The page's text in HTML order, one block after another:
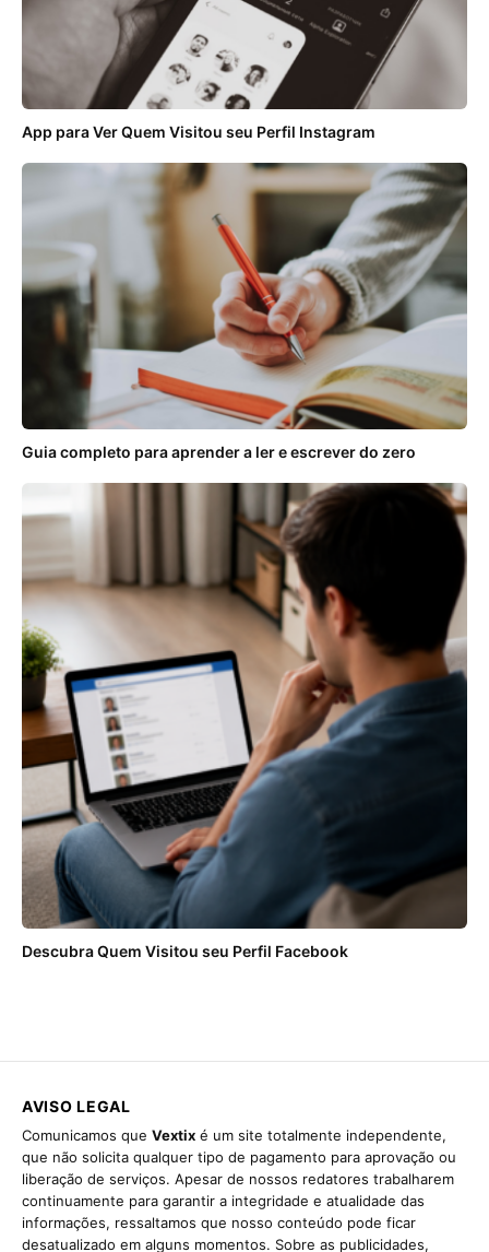
App para Ver Quem Visitou seu Perfil Instagram
Guia completo para aprender a ler e escrever do zero
Descubra Quem Visitou seu Perfil Facebook
AVISO LEGAL
Comunicamos que Vextix é um site totalmente independente,
que não solicita qualquer tipo de pagamento para aprovação ou
liberação de serviços. Apesar de nossos redatores trabalharem
continuamente para garantir a integridade e atualidade das
informações, ressaltamos que nosso conteúdo pode ficar
desatualizado em alguns momentos. Sobre as publicidades,